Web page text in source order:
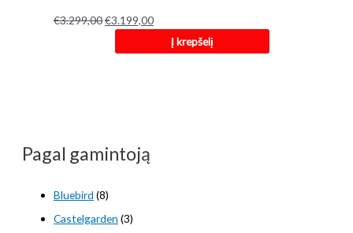
Pagal gamintoją
Bluebird (8)
Castelgarden (3)
€3.299,00Original
was:
€3.199,00Current
price
is:
Į krepšelį